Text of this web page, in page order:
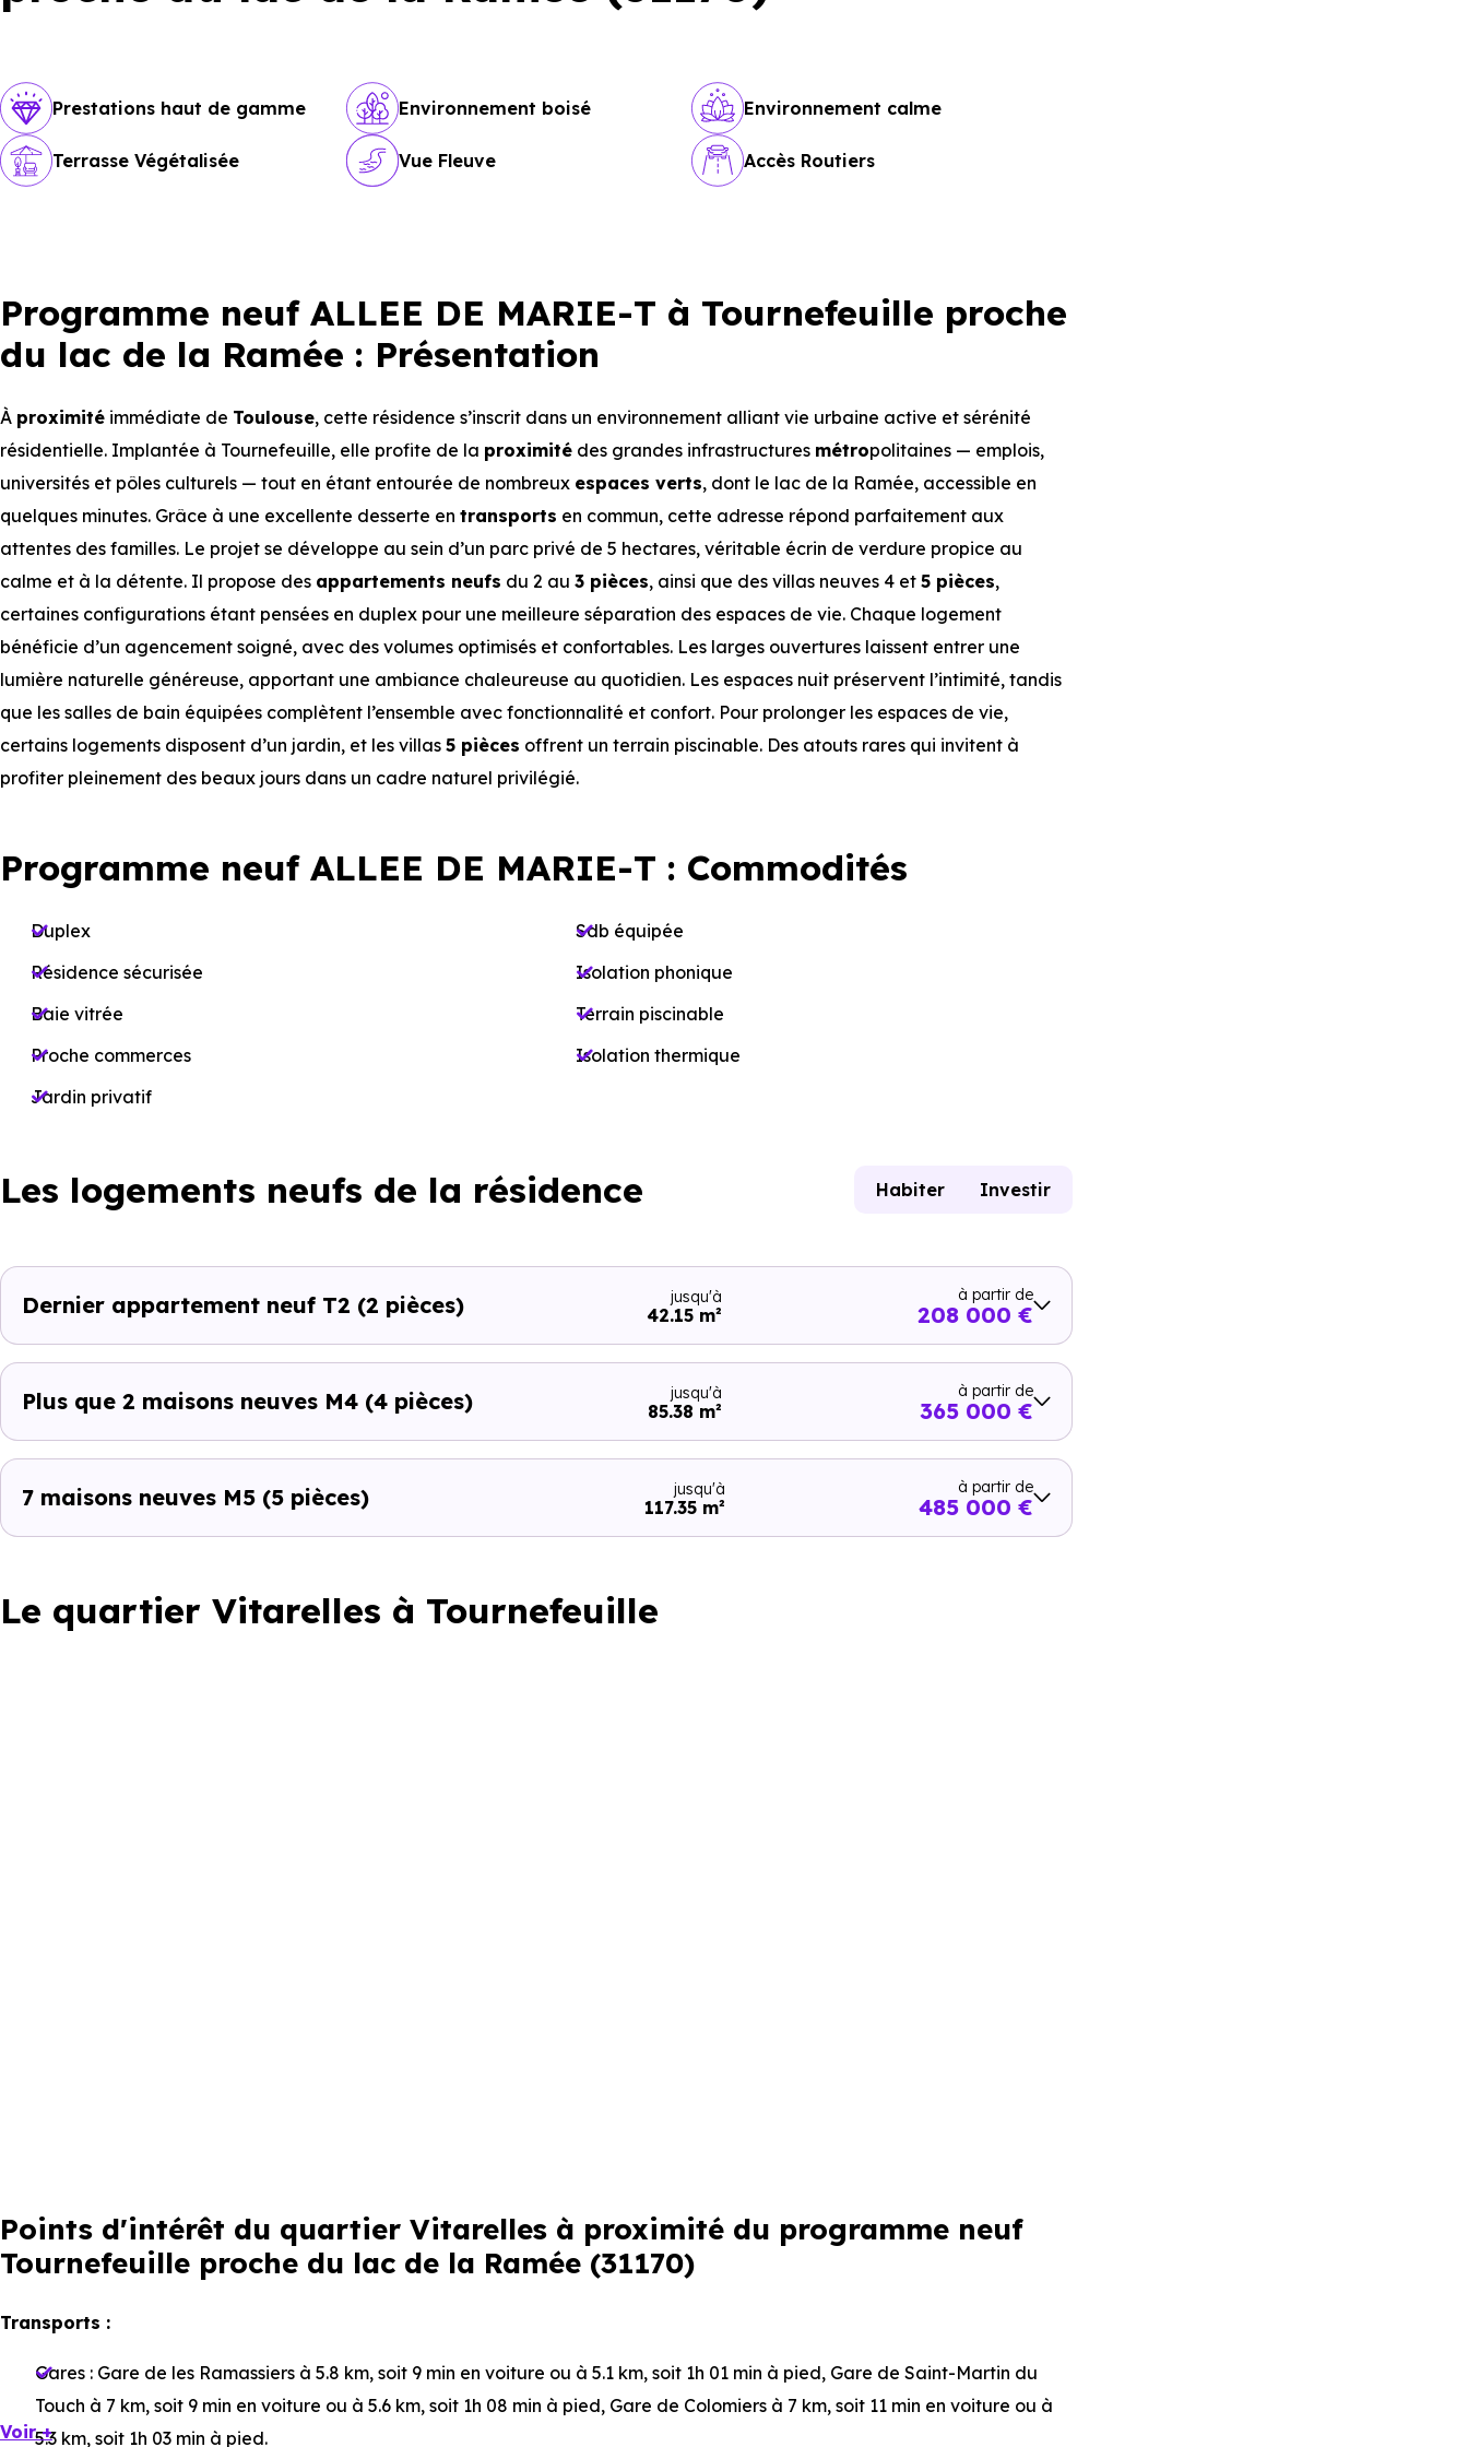
Prestations haut de gamme Environnement boisé Environnement calme
Terrasse Végétalisée Vue Fleuve Accès Routiers
Programme neuf ALLEE DE MARIE-T à Tournefeuille proche
du lac de la Ramée : Présentation
À proximité immédiate de Toulouse, cette résidence s’inscrit dans un environnement alliant vie urbaine active et sérénité
résidentielle. Implantée à Tournefeuille, elle profite de la proximité des grandes infrastructures métropolitaines — emplois,
universités et pôles culturels — tout en étant entourée de nombreux espaces verts, dont le lac de la Ramée, accessible en
quelques minutes. Grâce à une excellente desserte en transports en commun, cette adresse répond parfaitement aux
attentes des familles. Le projet se développe au sein d’un parc privé de 5 hectares, véritable écrin de verdure propice au
calme et à la détente. Il propose des appartements neufs du 2 au 3 pièces, ainsi que des villas neuves 4 et 5 pièces,
certaines configurations étant pensées en duplex pour une meilleure séparation des espaces de vie. Chaque logement
bénéficie d’un agencement soigné, avec des volumes optimisés et confortables. Les larges ouvertures laissent entrer une
lumière naturelle généreuse, apportant une ambiance chaleureuse au quotidien. Les espaces nuit préservent l’intimité, tandis
que les salles de bain équipées complètent l’ensemble avec fonctionnalité et confort. Pour prolonger les espaces de vie,
certains logements disposent d’un jardin, et les villas 5 pièces offrent un terrain piscinable. Des atouts rares qui invitent à
profiter pleinement des beaux jours dans un cadre naturel privilégié.
Programme neuf ALLEE DE MARIE-T : Commodités
Duplex
Résidence sécurisée
Baie vitrée
Proche commerces
Jardin privatif
Sdb équipée
Isolation phonique
Terrain piscinable
Isolation thermique
Les logements neufs de la résidence Habiter Investir
Dernier appartement neuf T2 (2 pièces) jusqu'à
42.15 m²
à partir de
208 000 €
Plus que 2 maisons neuves M4 (4 pièces) jusqu'à
85.38 m²
à partir de
365 000 €
7 maisons neuves M5 (5 pièces) jusqu'à
117.35 m²
à partir de
485 000 €
Le quartier Vitarelles à Tournefeuille
Points d'intérêt du quartier Vitarelles à proximité du programme neuf
Tournefeuille proche du lac de la Ramée (31170)
Transports :
Gares : Gare de les Ramassiers à 5.8 km, soit 9 min en voiture ou à 5.1 km, soit 1h 01 min à pied, Gare de Saint-Martin du
Touch à 7 km, soit 9 min en voiture ou à 5.6 km, soit 1h 08 min à pied, Gare de Colomiers à 7 km, soit 11 min en voiture ou à
5.3 km, soit 1h 03 min à pied.
Voir +